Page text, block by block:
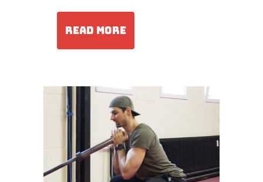
READ MORE